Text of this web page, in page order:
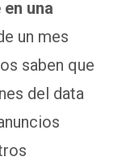
una
un mes
saben que
del data